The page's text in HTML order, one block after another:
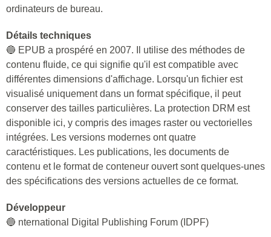
ordinateurs de bureau.
Détails techniques
🔵 EPUB a prospéré en 2007. Il utilise des méthodes de
contenu fluide, ce qui signifie qu'il est compatible avec
différentes dimensions d'affichage. Lorsqu'un fichier est
visualisé uniquement dans un format spécifique, il peut
conserver des tailles particulières. La protection DRM est
disponible ici, y compris des images raster ou vectorielles
intégrées. Les versions modernes ont quatre
caractéristiques. Les publications, les documents de
contenu et le format de conteneur ouvert sont quelques-unes
des spécifications des versions actuelles de ce format.
Développeur
🔵 nternational Digital Publishing Forum (IDPF)